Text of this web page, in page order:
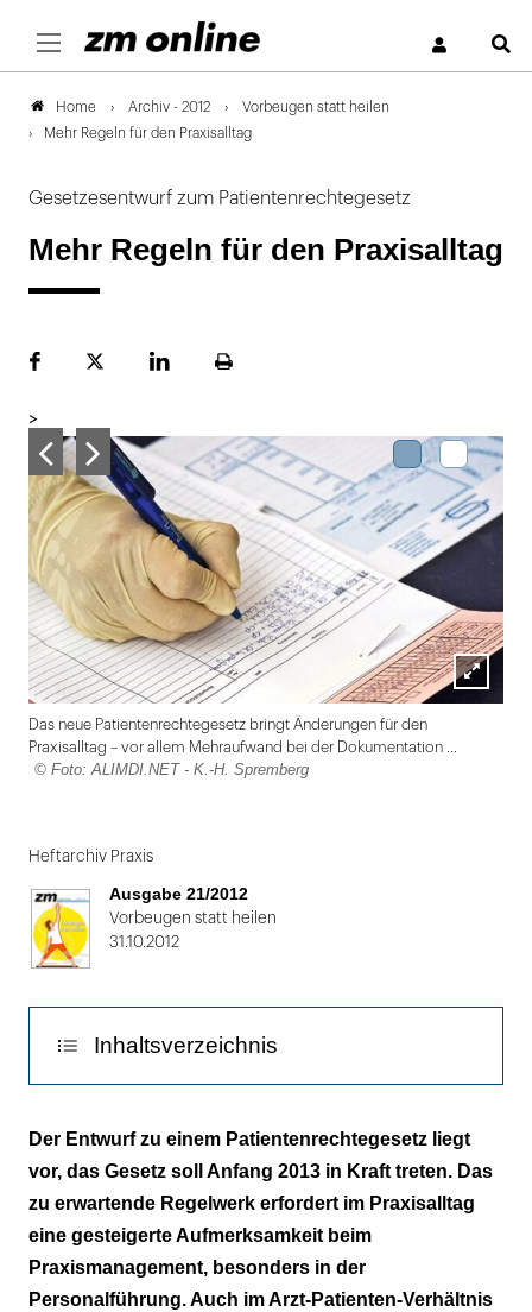
Home Archiv - 2012
Vorbeugen statt heilen
Mehr Regeln für den Praxisalltag
Gesetzesentwurf zum Patientenrechtegesetz
Mehr Regeln für den Praxisalltag
FacebookPlattformLinekdInSeite
>
Lightbox
Das neue Patientenrechtegesetz bringt Änderungen für den
Praxisalltag – vor allem Mehraufwand bei der Dokumentation ...
© Foto: ALIMDI.NET - K.-H. Spremberg
1
von
2
Heftarchiv Praxis
Ausgabe 21/2012
Vorbeugen statt heilen
31.10.2012
Inhaltsverzeichnis
Eine angemessene Rechtsform
Information und Aufklärung
Auf konkreten Eingriff bezogen
Delegation und kollegiales Verhalten
Der Entwurf zu einem Patientenrechtegesetz liegt
vor, das Gesetz soll Anfang 2013 in Kraft treten. Das
zu erwartende Regelwerk erfordert im Praxisalltag
eine gesteigerte Aufmerksamkeit beim
Praxismanagement, besonders in der
Personalführung. Auch im Arzt-Patienten-Verhältnis